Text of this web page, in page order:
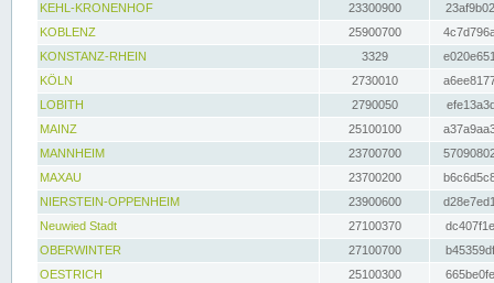
KEHL-KRONENHOF
23300900
KOBLENZ
25900700
KONSTANZ-RHEIN
3329
KÖLN
2730010
LOBITH
2790050
MAINZ
25100100
MANNHEIM
23700700
MAXAU
23700200
NIERSTEIN-OPPENHEIM
23900600
Neuwied Stadt
27100370
OBERWINTER
27100700
OESTRICH
25100300